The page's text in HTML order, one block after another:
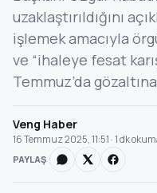
uzaklaştırıldığını
işlemek amacıyla
ve “ihaleye fesat
Temmuz’da
Veng Haber
16 Temmuz 2025, 11:51 · 1 dk
PAYLAŞ